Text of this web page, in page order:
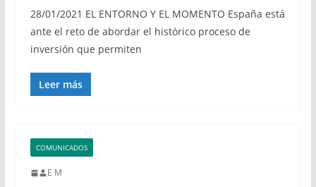
28/01/2021 EL ENTORNO Y EL MOMENTO España está
ante el reto de abordar el histórico proceso de
inversión que permiten
Leer más
COMUNICADOS
E M